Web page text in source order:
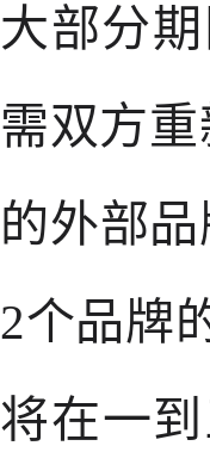
大部分
需双方
的外部
2个品牌
将在一